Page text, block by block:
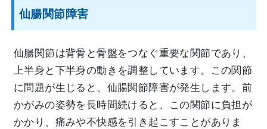
仙腸関節障害
仙腸関節は背骨と骨盤をつなぐ重要な関節であり、
上半身と下半身の動きを調整しています。この関節
に問題が生じると、仙腸関節障害が発生します。前
かがみの姿勢を長時間続けると、この関節に負担が
かかり、痛みや不快感を引き起こすことがありま